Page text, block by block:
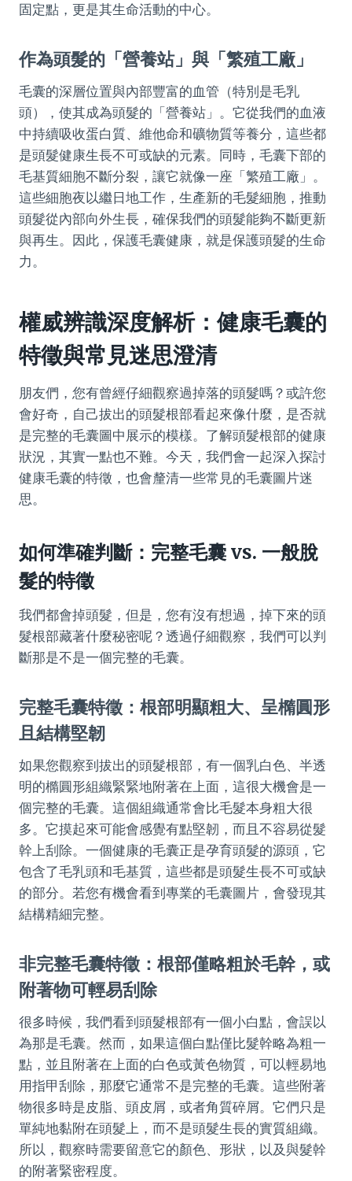
固定點，更是其生命活動的中心。
作為頭髮的「營養站」與「繁殖工廠」
毛囊的深層位置與內部豐富的血管（特別是毛乳
頭），使其成為頭髮的「營養站」。它從我們的血液
中持續吸收蛋白質、維他命和礦物質等養分，這些都
是頭髮健康生長不可或缺的元素。同時，毛囊下部的
毛基質細胞不斷分裂，讓它就像一座「繁殖工廠」。
這些細胞夜以繼日地工作，生產新的毛髮細胞，推動
頭髮從內部向外生長，確保我們的頭髮能夠不斷更新
與再生。因此，保護毛囊健康，就是保護頭髮的生命
力。
權威辨識深度解析：健康毛囊的
特徵與常見迷思澄清
朋友們，您有曾經仔細觀察過掉落的頭髮嗎？或許您
會好奇，自己拔出的頭髮根部看起來像什麼，是否就
是完整的毛囊圖中展示的模樣。了解頭髮根部的健康
狀況，其實一點也不難。今天，我們會一起深入探討
健康毛囊的特徵，也會釐清一些常見的毛囊圖片迷
思。
如何準確判斷：完整毛囊 vs. 一般脫
髮的特徵
我們都會掉頭髮，但是，您有沒有想過，掉下來的頭
髮根部藏著什麼秘密呢？透過仔細觀察，我們可以判
斷那是不是一個完整的毛囊。
完整毛囊特徵：根部明顯粗大、呈橢圓形
且結構堅韌
如果您觀察到拔出的頭髮根部，有一個乳白色、半透
明的橢圓形組織緊緊地附著在上面，這很大機會是一
個完整的毛囊。這個組織通常會比毛髮本身粗大很
多。它摸起來可能會感覺有點堅韌，而且不容易從髮
幹上刮除。一個健康的毛囊正是孕育頭髮的源頭，它
包含了毛乳頭和毛基質，這些都是頭髮生長不可或缺
的部分。若您有機會看到專業的毛囊圖片，會發現其
結構精細完整。
非完整毛囊特徵：根部僅略粗於毛幹，或
附著物可輕易刮除
很多時候，我們看到頭髮根部有一個小白點，會誤以
為那是毛囊。然而，如果這個白點僅比髮幹略為粗一
點，並且附著在上面的白色或黃色物質，可以輕易地
用指甲刮除，那麼它通常不是完整的毛囊。這些附著
物很多時是皮脂、頭皮屑，或者角質碎屑。它們只是
單純地黏附在頭髮上，而不是頭髮生長的實質組織。
所以，觀察時需要留意它的顏色、形狀，以及與髮幹
的附著緊密程度。